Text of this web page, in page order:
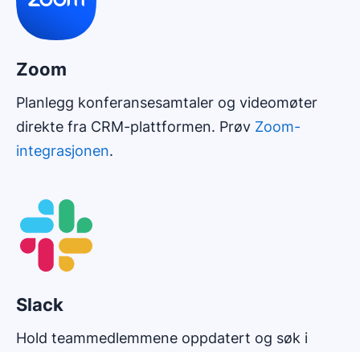
Zoom
Planlegg konferansesamtaler og videomøter
direkte fra CRM-plattformen. Prøv Zoom-
integrasjonen.
Slack
Hold teammedlemmene oppdatert og søk i